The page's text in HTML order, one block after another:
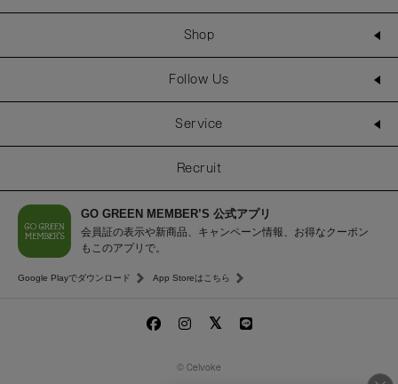
Shop
Follow Us
Service
Recruit
GO GREEN MEMBER’S 公式アプリ
会員証の表示や新商品、キャンペーン情報、お得なクーポン
もこのアプリで。
Google Playでダウンロード App Storeはこちら
© Celvoke